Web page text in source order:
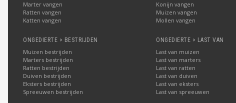
Marter vangen
Ratten vangen
Katten vangen
Konijn vangen
Muizen vangen
Mollen vangen
ONGEDIERTE > BESTRIJDEN
Muizen bestrijden
Marters bestrijden
Ratten bestrijden
Duiven bestrijden
Eksters bestrijden
Spreeuwen bestrijden
ONGEDIERTE > LAST VAN
Last van muizen
Last van marters
Last van ratten
Last van duiven
Last van eksters
Last van spreeuwen